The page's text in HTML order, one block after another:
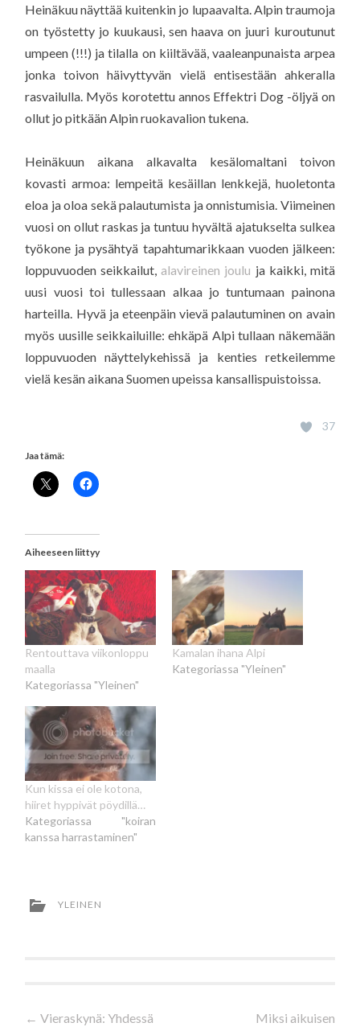
Heinäkuu näyttää kuitenkin jo lupaavalta. Alpin traumoja
on työstetty jo kuukausi, sen haava on juuri kuroutunut
umpeen (!!!) ja tilalla on kiiltävää, vaaleanpunaista arpea
jonka toivon häivyttyvän vielä entisestään ahkeralla
rasvailulla. Myös korotettu annos Effektri Dog -öljyä on
ollut jo pitkään Alpin ruokavalion tukena.
Heinäkuun aikana alkavalta kesälomaltani toivon
kovasti armoa: lempeitä kesäillan lenkkejä, huoletonta
eloa ja oloa sekä palautumista ja onnistumisia. Viimeinen
vuosi on ollut raskas ja tuntuu hyvältä ajatukselta sulkea
työkone ja pysähtyä tapahtumarikkaan vuoden jälkeen:
loppuvuoden seikkailut, alavireinen joulu ja kaikki, mitä
uusi vuosi toi tullessaan alkaa jo tuntumaan painona
harteilla. Hyvä ja eteenpäin vievä palautuminen on avain
myös uusille seikkailuille: ehkäpä Alpi tullaan näkemään
loppuvuoden näyttelykehissä ja kenties retkeilemme
vielä kesän aikana Suomen upeissa kansallispuistoissa.
37
Jaa tämä:
Aiheeseen liittyy
Rentouttava viikonloppu
maalla
Kategoriassa "Yleinen"
Kamalan ihana Alpi
Kategoriassa "Yleinen"
Kun kissa ei ole kotona,
hiiret hyppivät pöydillä…
Kategoriassa "koiran
kanssa harrastaminen"
YLEINEN
Artikkelien
← Vieraskynä: Yhdessä
Miksi aikuisen